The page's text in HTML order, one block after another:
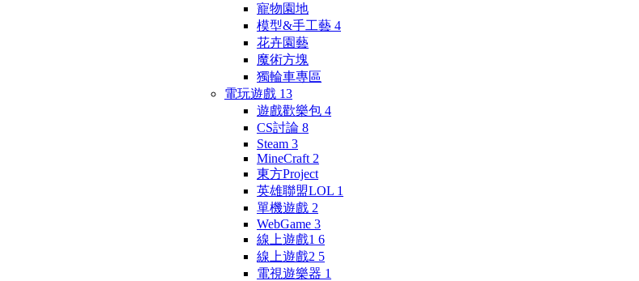
寵物園地
模型&手工藝 4
花卉園藝
魔術方塊
獨輪車專區
電玩遊戲 13
遊戲歡樂包 4
CS討論 8
Steam 3
MineCraft 2
東方Project
英雄聯盟LOL 1
單機遊戲 2
WebGame 3
線上遊戲1 6
線上遊戲2 5
電視遊樂器 1